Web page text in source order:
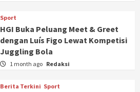
Sport
HGI Buka Peluang Meet & Greet
dengan Luís Figo Lewat Kompetisi
Juggling Bola
1 month ago Redaksi
Berita Terkini Sport